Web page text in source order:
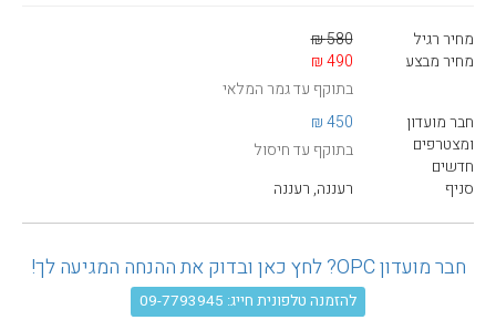
טיפולים ושירות
TeamOPC
עגלת קניות
מחיר רגיל
580 ₪
מחיר מבצע
490 ₪
בתוקף עד גמר המלאי
חבר מועדון
ומצטרפים
חדשים
450 ₪
בתוקף עד חיסול
סניף
רעננה, רעננה
חבר מועדון OPC? לחץ כאן ובדוק את ההנחה המגיעה לך!
להזמנה טלפונית חייג: 09-7793945